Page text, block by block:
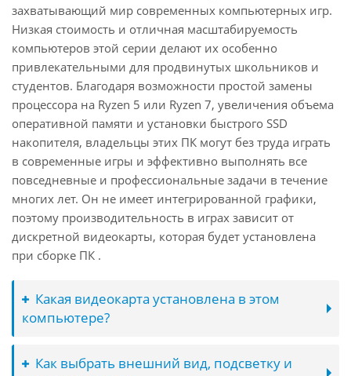
захватывающий мир современных компьютерных игр.
Низкая стоимость и отличная масштабируемость
компьютеров этой серии делают их особенно
привлекательными для продвинутых школьников и
студентов. Благодаря возможности простой замены
процессора на Ryzen 5 или Ryzen 7, увеличения объема
оперативной памяти и установки быстрого SSD
накопителя, владельцы этих ПК могут без труда играть
в современные игры и эффективно выполнять все
повседневные и профессиональные задачи в течение
многих лет. Он не имеет интегрированной графики,
поэтому производительность в играх зависит от
дискретной видеокарты, которая будет установлена
при сборке ПК .
Какая видеокарта установлена в этом
компьютере?
Как выбрать внешний вид, подсветку и